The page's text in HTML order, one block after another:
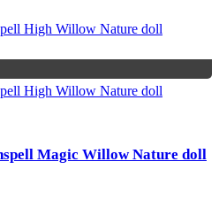
Magic Willow Nature doll